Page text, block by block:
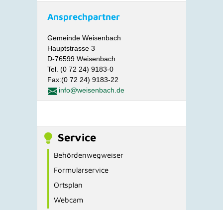
Ansprechpartner
Gemeinde Weisenbach
Hauptstrasse 3
D-76599 Weisenbach
Tel. (0 72 24) 9183-0
Fax:(0 72 24) 9183-22
info@weisenbach.de
Service
Behördenwegweiser
Formularservice
Ortsplan
Webcam